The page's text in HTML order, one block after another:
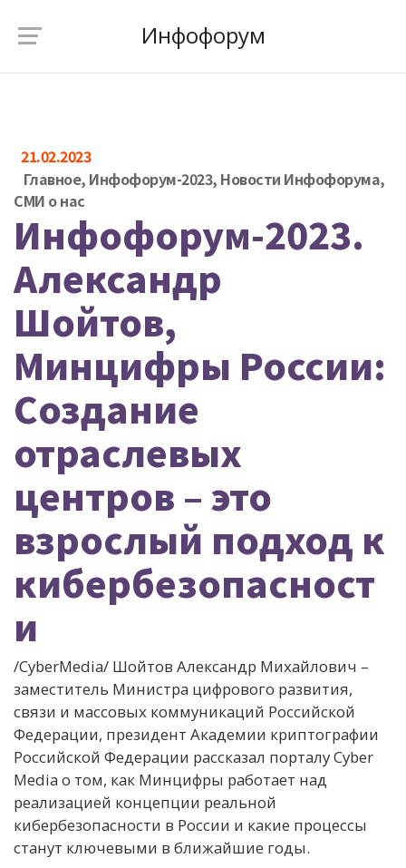
Инфофорум
21.02.2023
Главное, Инфофорум-2023, Новости Инфофорума,
СМИ о нас
Инфофорум-2023.
Александр
Шойтов,
Минцифры России:
Создание
отраслевых
центров – это
взрослый подход к
кибербезопасност
и
/CyberMedia/ Шойтов Александр Михайлович –
заместитель Министра цифрового развития,
связи и массовых коммуникаций Российской
Федерации, президент Академии криптографии
Российской Федерации рассказал порталу Cyber
Media о том, как Минцифры работает над
реализацией концепции реальной
кибербезопасности в России и какие процессы
станут ключевыми в ближайшие годы.